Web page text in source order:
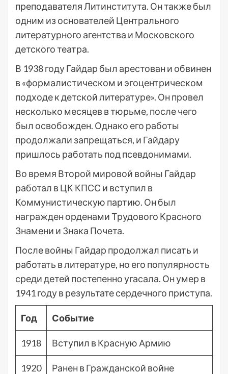
преподавателя Литинститута. Он также был
одним из основателей Центрального
литературного агентства и Московского
детского театра.
В 1938 году Гайдар был арестован и обвинен
в «формалистическом и эгоцентрическом
подходе к детской литературе». Он провел
несколько месяцев в тюрьме, после чего
был освобожден. Однако его работы
продолжали запрещаться, и Гайдару
пришлось работать под псевдонимами.
Во время Второй мировой войны Гайдар
работал в ЦК КПСС и вступил в
Коммунистическую партию. Он был
награжден орденами Трудового Красного
Знамени и Знака Почета.
После войны Гайдар продолжал писать и
работать в литературе, но его популярность
среди детей постепенно угасала. Он умер в
1941 году в результате сердечного приступа.
Год Событие
1918 Вступил в Красную Армию
1920 Ранен в Гражданской войне